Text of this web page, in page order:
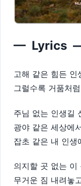
— Lyrics
고해 같은 힘든 인
그럴수록 거품처
주님 없는 인생길
광야 같은 세상에
잡초 같은 내 인생
의지할 곳 없는 이
무거운 짐 내려놓